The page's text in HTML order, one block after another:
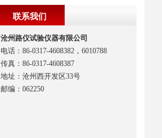
联系我们
沧州路仪试验仪器有限公司
电话：86-0317-4608382，6010788
传真：86-0317-4608387
地址：沧州西开发区33号
邮编：062250